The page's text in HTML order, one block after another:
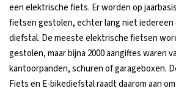
een elektrische fiets. Er worden op
fietsen gestolen, echter lang niet iedereen
diefstal. De meeste elektrische fietsen
gestolen, maar bijna 2000 aangiftes waren
kantoorpanden, schuren of garageboxen.
Fiets en E-bikediefstal raadt daarom aan